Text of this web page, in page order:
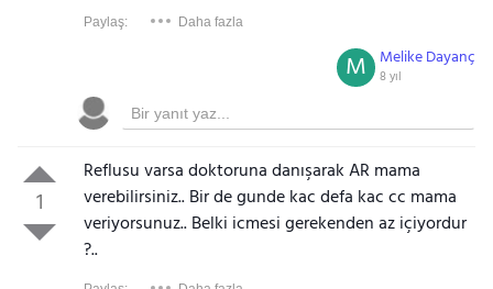
Paylaş: Daha fazla
Melike Dayanç
8 yıl
M
1
Reflusu varsa doktoruna danışarak AR mama
verebilirsiniz.. Bir de gunde kac defa kac cc mama
veriyorsunuz.. Belki icmesi gerekenden az içiyordur
?..